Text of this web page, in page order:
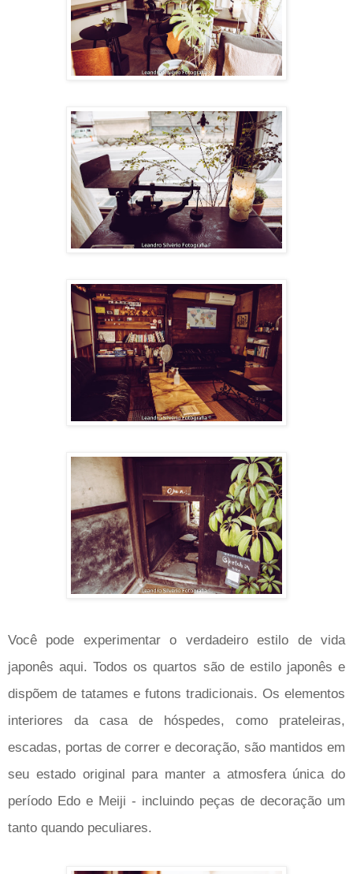
Você pode experimentar o verdadeiro estilo de vida
japonês aqui. Todos os quartos são de estilo japonês e
dispõem de tatames e futons tradicionais. Os elementos
interiores da casa de hóspedes, como prateleiras,
escadas, portas de correr e decoração, são mantidos em
seu estado original para manter a atmosfera única do
período Edo e Meiji - incluindo peças de decoração um
tanto quando peculiares.